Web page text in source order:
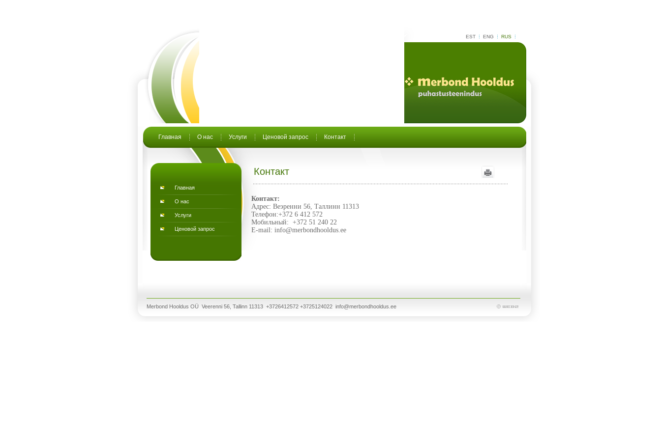
EST ENG RUS
Главная О нас Услуги Ценовой запрос Контакт
Главная
О нас
Услуги
Ценовой запрос
Контакт
Контакт:
Адрес: Веэренни 56, Таллинн 11313
Телефон:+372 6 412 572
Мобильный: +372 51 240 22
E-mail: info@merbondhooldus.ee
Merbond Hooldus OÜ Veerenni 56, Tallinn 11313 +3726412572 +3725124022 info@merbondhooldus.ee